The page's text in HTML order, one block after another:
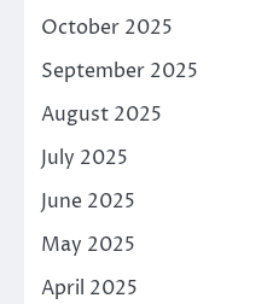
October 2025
September 2025
August 2025
July 2025
June 2025
May 2025
April 2025